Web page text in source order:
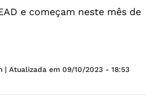
e começam neste mês de
| Atualizada em 09/10/2023 - 18:53